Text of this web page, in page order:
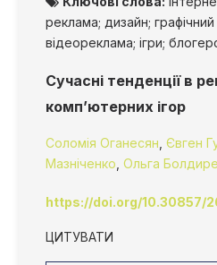
реклама; дизайн;
відеореклама; ігри;
Сучасні тенденції в
комп’ютерних ігор
Соломія Оганесян Євген
Мазніченко Ольга
https://doi.org/10.30857/
ЦИТУВАТИ